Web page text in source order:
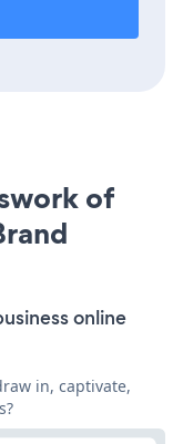
of
online
in, captivate,